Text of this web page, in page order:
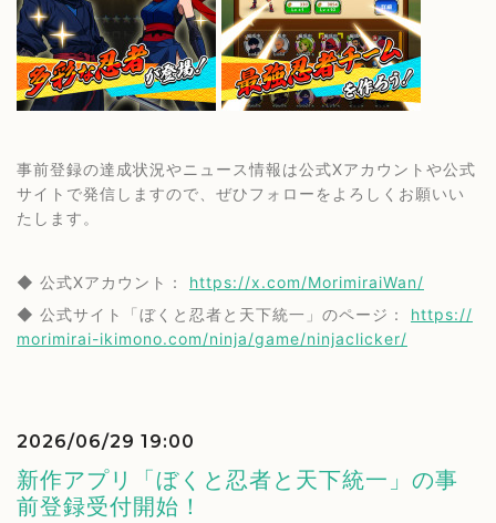
事前登録の達成状況やニュース情報は公式Xアカウントや公式
サイトで発信しますので、ぜひフォローをよろしくお願いい
たします。
◆ 公式Xアカウント： https://x.com/MorimiraiWan/
◆ 公式サイト「ぼくと忍者と天下統一」のページ： https://
morimirai-ikimono.com/ninja/game/ninjaclicker/
2026/06/29 19:00
新作アプリ「ぼくと忍者と天下統一」の事
前登録受付開始！